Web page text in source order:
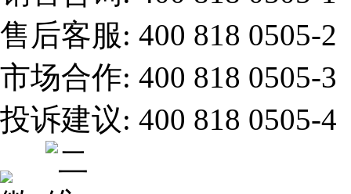
售后客服: 400 818 0505-2
市场合作: 400 818 0505-3
投诉建议: 400 818 0505-4